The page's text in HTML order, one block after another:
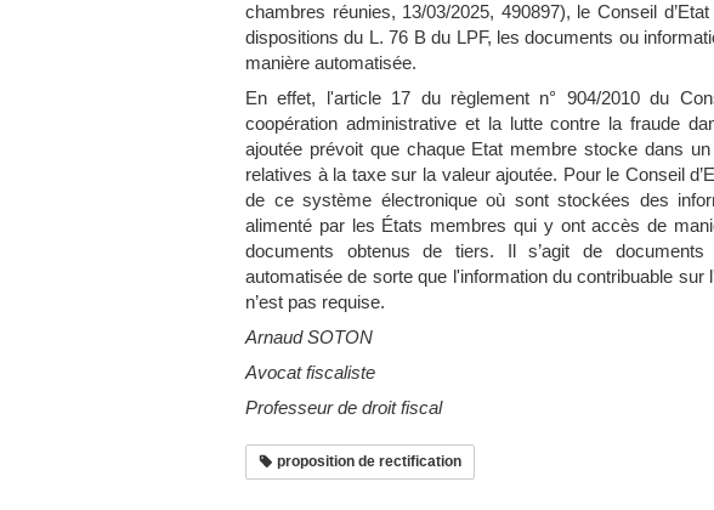
chambres réunies, 13/03/2025, 490897), le Conseil
dispositions du L. 76 B du LPF, les documents ou
manière automatisée.
En effet, l'article 17 du règlement n° 904/2010 du
coopération administrative et la lutte contre la fraude
ajoutée prévoit que chaque Etat membre stocke dans
relatives à la taxe sur la valeur ajoutée. Pour le Conseil
de ce système électronique où sont stockées des
alimenté par les États membres qui y ont accès de
documents obtenus de tiers. Il s’agit de documents
automatisée de sorte que l'information du contribuable
n’est pas requise.
Arnaud SOTON
Avocat fiscaliste
Professeur de droit fiscal
proposition de rectification